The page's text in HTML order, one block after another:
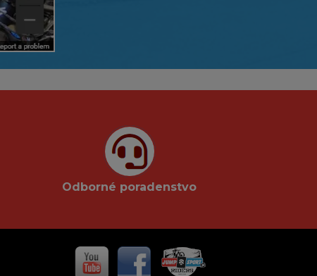
Odborné poradenstvo